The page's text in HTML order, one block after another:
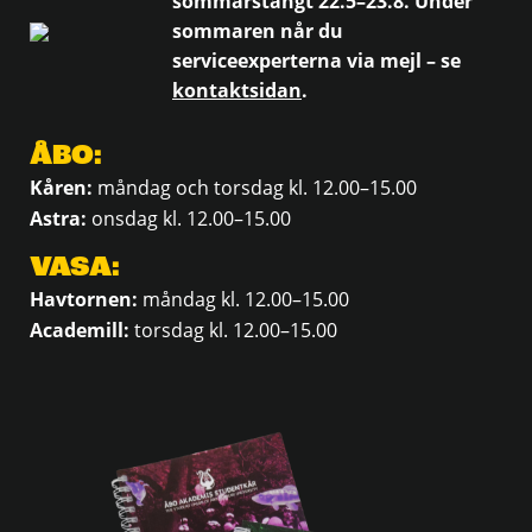
sommaren når du
serviceexperterna via mejl – se
kontaktsidan.
ÅBO:
Kåren: måndag och torsdag kl. 12.00–15.00
Astra: onsdag kl. 12.00–15.00
VASA:
Havtornen: måndag kl. 12.00–15.00
Academill: torsdag kl. 12.00–15.00